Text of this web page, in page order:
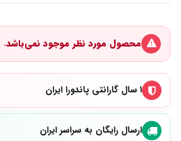
محصول مورد نظر موجود نمی‌باشد.
۱ سال گارانتی پاندورا ایران
ارسال رایگان به سراسر ایران